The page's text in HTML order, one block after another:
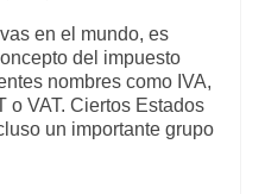
en el mundo, es
del impuesto
nombres como IVA,
o VAT. Ciertos Estados
un importante grupo